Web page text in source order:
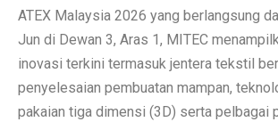
ATEX Malaysia 2026 yang berlangsung
Jun di Dewan 3, Aras 1, MITEC
inovasi terkini termasuk jentera tekstil
penyelesaian pembuatan mampan,
pakaian tiga dimensi (3D) serta pelbagai